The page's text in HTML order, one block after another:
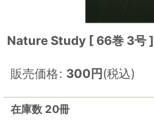
Nature Study [ 66巻 3号 ]
販売価格: 300円(税込)
在庫数 20冊